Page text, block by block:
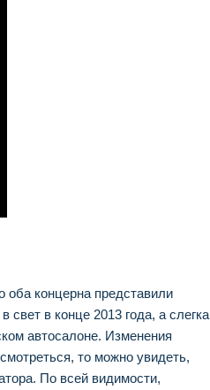
оба концерна представили
в конце 2013 года, а слегка
автосалоне. Изменения
то можно увидеть,
По всей видимости,